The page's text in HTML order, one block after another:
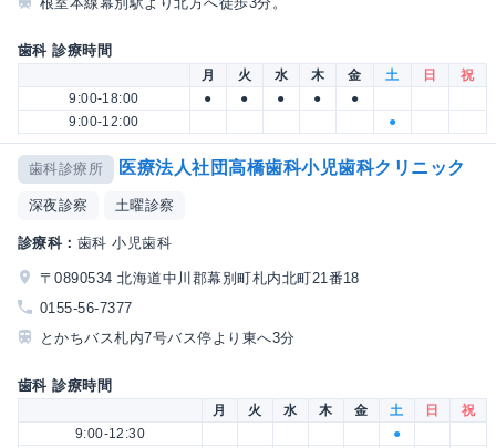
歯科 診療時間
月 火 水 木 金 土 日
祝
9:00-18:00
● ● ● ●
●
9:00-12:00
●
歯科診療所 医療法人社団高橋歯科小児歯科クリニック
深夜診察 土曜診察
診療科： 歯科 小児歯科
〒0890534 北海道中川郡幕別町札内北町21番18
0155-56-7377
とかちバス札内7号バス停より東へ3分
歯科 診療時間
月 火 水 木 金 土 日
祝
9:00-12:30
●